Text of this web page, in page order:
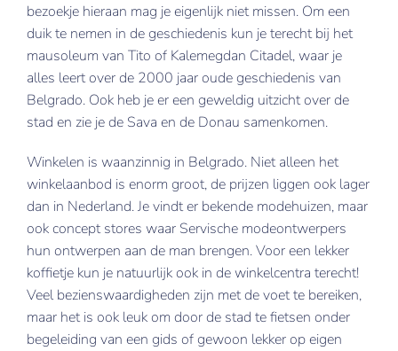
bezoekje hieraan mag je eigenlijk niet missen. Om een
duik te nemen in de geschiedenis kun je terecht bij het
mausoleum van Tito of Kalemegdan Citadel, waar je
alles leert over de 2000 jaar oude geschiedenis van
Belgrado. Ook heb je er een geweldig uitzicht over de
stad en zie je de Sava en de Donau samenkomen.
Winkelen is waanzinnig in Belgrado. Niet alleen het
winkelaanbod is enorm groot, de prijzen liggen ook lager
dan in Nederland. Je vindt er bekende modehuizen, maar
ook concept stores waar Servische modeontwerpers
hun ontwerpen aan de man brengen. Voor een lekker
koffietje kun je natuurlijk ook in de winkelcentra terecht!
Veel bezienswaardigheden zijn met de voet te bereiken,
maar het is ook leuk om door de stad te fietsen onder
begeleiding van een gids of gewoon lekker op eigen